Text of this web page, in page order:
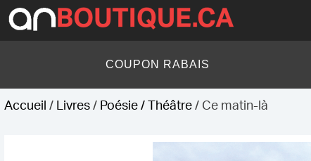
Skip
to
content
COUPON RABAIS
Accueil / Livres/ Poésie / Théâtre/ Ce matin-là